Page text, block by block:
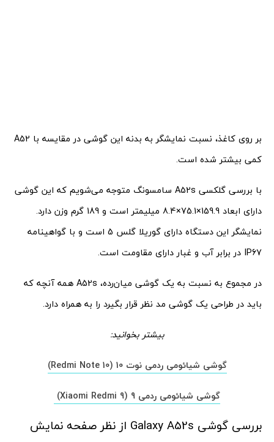
بر روی کاغذ، نسبت نمایشگر به بدنه این گوشی در مقایسه با A52
کمی بیشتر شده است.
با بررسی گلکسی A52s سامسونگ متوجه می‌شویم که این گوشی
دارای ابعاد 159.9×75.1×8.4 میلیمتر است و 189 گرم وزن دارد.
نمایشگر این دستگاه دارای گوریلا گلس 5 است و با گواهینامه
IP67 در برابر آب و غبار دارای مقاومت است.
در مجموع به نسبت به یک گوشی میان‌رده، A52s همه آنچه که
باید در طراحی یک گوشی مد نظر قرار بگیرد را به همراه دارد.
بیشتر بخوانید:
گوشی شیائومی ردمی نوت 10 (Redmi Note 10)
گوشی شیائومی ردمی 9 (Xiaomi Redmi 9)
بررسی گوشی Galaxy A52s از نظر صفحه نمایش